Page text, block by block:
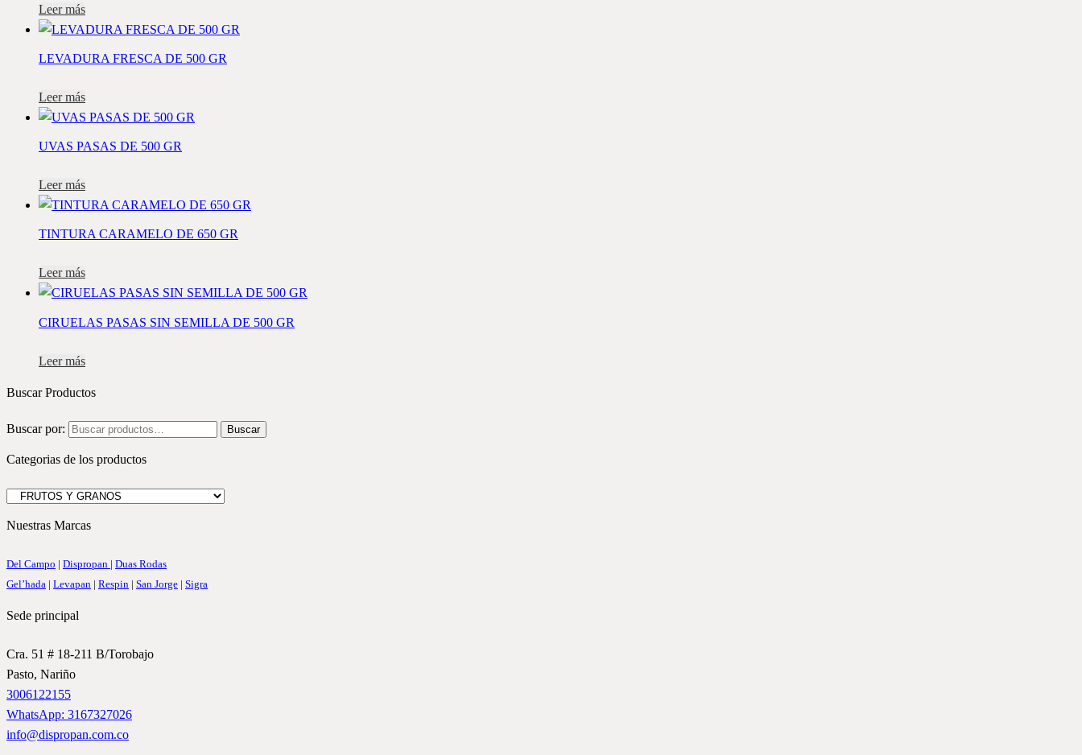
Leer más
LEVADURA FRESCA DE 500 GR
Leer más
UVAS PASAS DE 500 GR
Leer más
TINTURA CARAMELO DE 650 GR
Leer más
CIRUELAS PASAS SIN SEMILLA DE 500 GR
Leer más
Buscar Productos
Buscar por: Buscar
Categorias de los productos
Nuestras Marcas
Del Campo | Dispropan | Duas Rodas
Gel’hada | Levapan | Respin | San Jorge | Sigra
Sede principal
Cra. 51 # 18-211 B/Torobajo
Pasto, Nariño
3006122155
WhatsApp: 3167327026
info@dispropan.com.co